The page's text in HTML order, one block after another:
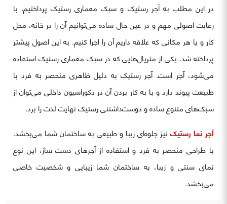
در این مطلب به آجر رستیک و سبک معماری رستیک پرداختیم. با
رعایت اصولی مهم و در عین حال ساده می‌توانیم آن را در خانه، محل
کار و یا هر مکانی که علاقه داریم آن را اجرا کنیم. به این اصول پیشتر
پرداخته شد. یکی از متریال‌هایی که در سبک معماری رستیک استفاده
می‌شود، آجر است. آجر رستیک به دلیل ظاهری منحصر به فرد با
طبیعت پیوند دارد و با به کار بردن آن در دکوراسیون داخلی می‌توان از
سبک‌های متنوع ساده و دوست‌داشتنی رستیک نهایت لذت را برد.
آجر نما رستیکنیز جلوه‌ای زیبا و طبیعی به ساختمان شما می‌بخشد.
با طراحی منحصر به فرد و استفاده از آجرهای دست ساز، این نوع
نمای سنتی و زیبا، به ساختمان شما زیبایی و شخصیت خاصی
می‌بخشد.